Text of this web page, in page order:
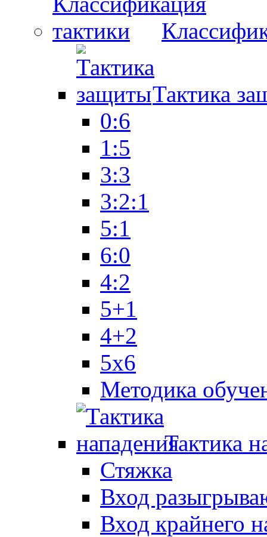
Тактика
0:6
1:5
3:3
3:2:1
5:1
6:0
4:2
5+1
4+2
5x6
Методика
Тактика
Стяжка
Вход
Вход крайнего